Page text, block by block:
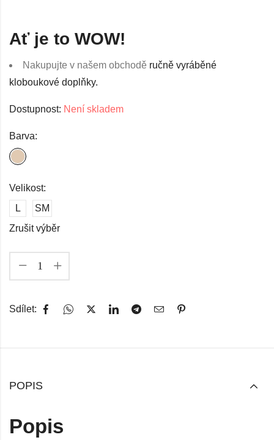
Ať je to WOW!
Nakupujte v našem obchodě ručně vyráběné
kloboukové doplňky.
Dostupnost: Není skladem
Barva:
Velikost:
L
SM
Zrušit výběr
Sdílet:
POPIS
Popis